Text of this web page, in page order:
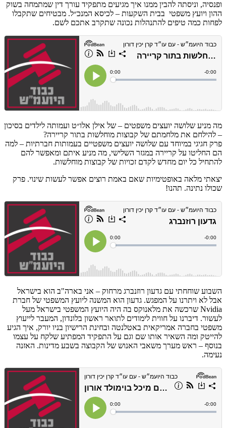
ופנסיה, וניסתה להבין ממנו איך מגיעים מתפקיד עורך דין שמתמחה בשוק
ההון ויועץ משפטי בבית השקעות – לכיסא המנכ״ל. מבטיחים שתקבלו
לפחות כמה טיפים להתנהלות נכונה שתקרב אתכם לשם.
מה מניע שלושה יועצים משפטים – של אילן אלו״ט ועמותה לילדים בסיכון
– להילחם את מלחמתם של קבוצות מוחלשות בתור קריירה?
פרק חגיגי במיוחד עם שלושה יועצים משפטיים בעמותות חברתיות – למה
הם החליטו על קריירה במגזר השלישי, מה מניע איתם ומאפשר להם
להתחיל כל יום מחדש לקדם זכויות של קבוצות מוחלשות.
יצאתי מלאה באופטימיות שאם באמת רוצים אפשר לעשות שינוי. פרק
שכולו נתינה. תהנו!
השבוע שוחחתי עם גדעון רוזנברג מרחוק – אני בארה"ב הוא בישראל
אבל לא ויתרנו על המפגש. גדעון הוא המשנה ליועץ המשפטי של חברת
Nvidia שרכשה את מלאנוקס בה היה היועץ המשפטי בישראל מעל
לעשור. דיברנו על חווית לימודים לתואר ראשון בלונדון, המעבר לייעוץ
משפטי בחברה אמריקאית באטלנטה ובחינת הרישיון בניו יורק, איך הגיע
להייטק ומה השאיר אותו שם וגם על התפקיד המפתיע שלקח על עצמו
בנוסף – ראש מערך משאבי האנוש של הקבוצה בשבע מדינות. האזנה
נעימה.